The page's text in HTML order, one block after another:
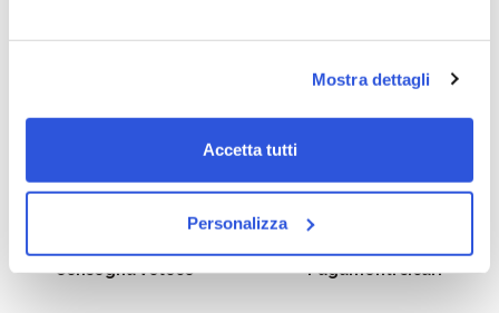
Mostra dettagli
Accetta tutti
Personalizza
per soddisfare tutte le esigenze.
la spedizione la regaliamo noi.
Spedizioni in tutta Europa a 20€.
Consegna veloce Pagamenti sicuri